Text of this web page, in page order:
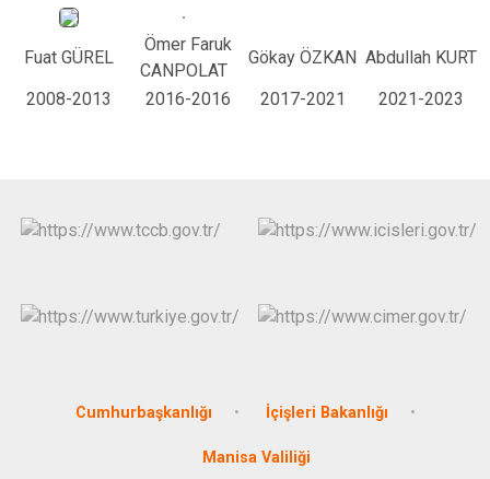
Fuat GÜREL
Ömer Faruk
CANPOLAT
Gökay ÖZKAN Abdullah KURT
2008-2013
2016-2016 2017-2021 2021-2023
Cumhurbaşkanlığı İçişleri Bakanlığı
Manisa Valiliği